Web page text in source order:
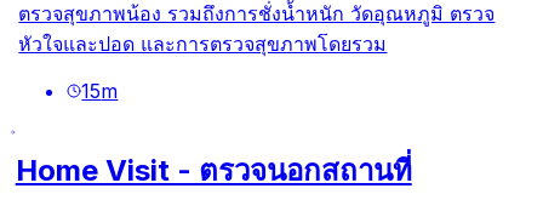
ตรวจสุขภาพน้อง รวมถึงการชั่งน้ำหนัก วัดอุณหภูมิ ตรวจ
หัวใจและปอด และการตรวจสุขภาพโดยรวม
15m
Home Visit - ตรวจนอกสถานที่